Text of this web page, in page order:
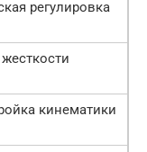
регулировка
кинематики